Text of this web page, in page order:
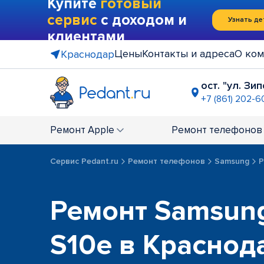
Купите готовый
сервис с доходом и
клиентами
Узнать
КраснодарЦеныКонтакты и адресаО
ост. "ул.
+7 (861) 202-
+7 (958)
ТЦ "Сыр"
+7 (861) 212-
Ярмарка,
+7 (861)
ост.
+7 (861)
Ремонт Apple Ремонт телефонов
Сервис Pedant.ru Ремонт телефонов Samsung
Ремонт
S10e в